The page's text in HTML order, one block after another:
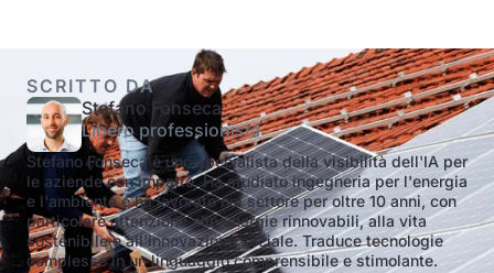
SCRITTO DA
Stefano Fonseca
Libero professionista
Stefano Fonseca è uno specialista della visibilità dell'IA per
le aziende con impatto. Ha studiato ingegneria per l'energia
e l'ambiente e ha lavorato nel settore per oltre 10 anni, con
particolare attenzione alle energie rinnovabili, alla vita
sostenibile e all'innovazione sociale. Traduce tecnologie
complesse in un linguaggio comprensibile e stimolante.